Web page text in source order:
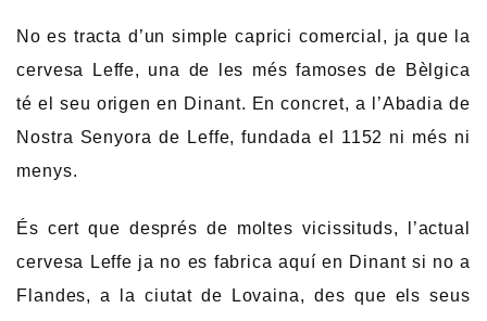
No es tracta d’un simple caprici comercial, ja que la
cervesa Leffe, una de les més famoses de Bèlgica
té el seu origen en Dinant. En concret, a l’Abadia de
Nostra Senyora de Leffe, fundada el 1152 ni més ni
menys.
És cert que després de moltes vicissituds, l’actual
cervesa Leffe ja no es fabrica aquí en Dinant si no a
Flandes, a la ciutat de Lovaina, des que els seus